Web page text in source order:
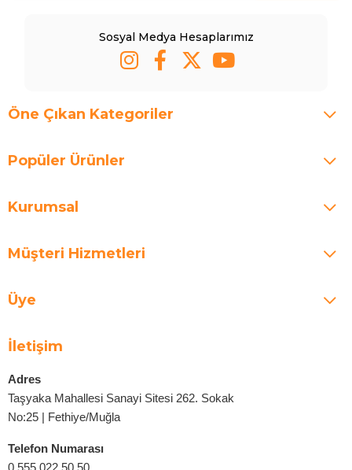
Sosyal Medya Hesaplarımız
Öne Çıkan Kategoriler
Popüler Ürünler
Kurumsal
Müşteri Hizmetleri
Üye
İletişim
Adres
Taşyaka Mahallesi Sanayi Sitesi 262. Sokak
No:25 | Fethiye/Muğla
Telefon Numarası